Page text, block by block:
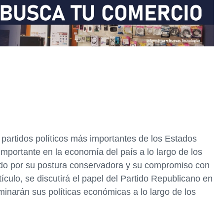
políticos más importantes de los Estados
en la economía del país a lo largo de los
por su postura conservadora y su compromiso con
se discutirá el papel del Partido Republicano en
sus políticas económicas a lo largo de los